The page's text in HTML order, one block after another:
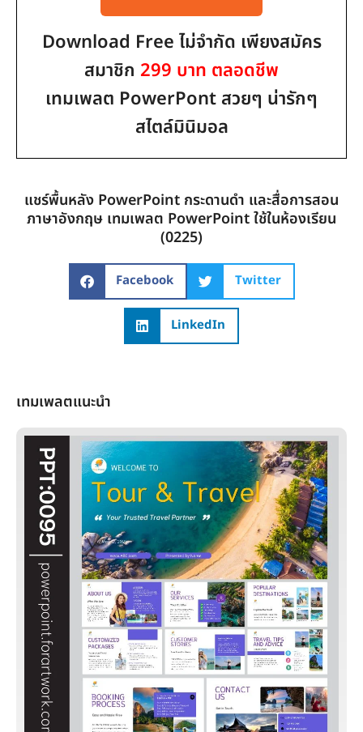
Download Free ไม่จำกัด เพียงสมัคร
สมาชิก 299 บาท ตลอดชีพ
เทมเพลต PowerPont สวยๆ น่ารักๆ
สไตล์มินิมอล
แชร์พื้นหลัง PowerPoint กระดานดำ และสื่อการสอน
ภาษาอังกฤษ เทมเพลต PowerPoint ใช้ในห้องเรียน
(0225)
Facebook Twitter
LinkedIn
เทมเพลตแนะนำ